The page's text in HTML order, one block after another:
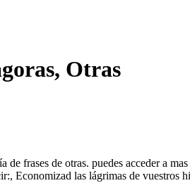
Otras
frases de otras. puedes acceder a
Economizad las lágrimas de